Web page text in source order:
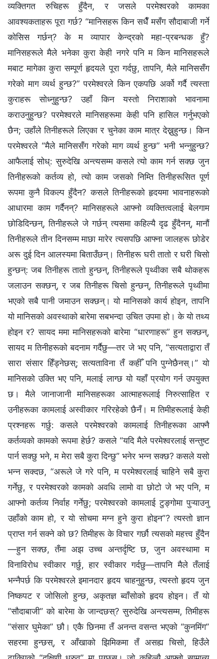
व्यक्तिगत रुचिहरू हुँदैन, र जसले परमेश्‍वरको कामका
आवश्यकताहरू पूरा गर्छ? “मानिसहरू किन सधैँ मसँग सौदाबाजी गर्ने
कोसिस गर्छन्? के म व्यापार केन्द्रको महा-प्रबन्धक हुँ?
मानिसहरूले मैले भनेका कुरा केही नगरे पनि म किन मानिसहरूले
मबाट मागेका कुरा सम्पूर्ण हृदयले पूरा गर्दछु, तापनि, मैले मानिससँग
गरेको माग व्यर्थ हुन्छ?” परमेश्‍वरले किन एकपछि अर्को गर्दै त्यस्ता
कुराहरू सोध्‍नुहुन्छ? उहाँ किन यस्तो निराशाको भावनामा
कराउनुहुन्छ? परमेश्‍वरले मानिसहरूमा केही पनि हासिल गर्नुभएको
छैन; उहाँले तिनीहरूले लिएका र चुनेका काम मात्र देख्नुहुन्छ। किन
परमेश्‍वरले “मैले मानिससँग गरेको माग व्यर्थ हुन्छ” भनी भन्नुहुन्छ?
आफैलाई सोध्: सुरुदेखि अन्त्यसम्म कसले त्यो काम गर्न सक्छ जुन
तिनीहरूको कर्तव्य हो, त्यो काम जसको निम्ति तिनीहरूसित पूर्ण
रूपमा कुनै विकल्प हुँदैन? कसले तिनीहरूको हृदयमा भावनाहरूको
आधारमा काम गर्दैनन्? मानिसहरूले आफ्‍नो व्यक्तित्वलाई बेलगाम
छोडिदिन्छन्, तिनीहरूले जे गर्छन् त्यसमा कहिल्यै दृढ हुँदैनन्, मानौं
तिनीहरूले तीन दिनसम्म माछा मारेर त्यसपछि आफ्ना जालहरू छोडेर
अरू दुई दिन आलस्यमा बिताउँछन्। तिनीहरू घरी तातो र घरी चिसो
हुन्छन्: जब तिनीहरू तातो हुन्छन्, तिनीहरूले पृथ्वीका सबै थोकहरू
जलाउन सक्छन्, र जब तिनीहरू चिसो हुन्छन्, तिनीहरूले पृथ्वीमा
भएको सबै पानी जमाउन सक्छन्। यो मानिसको कार्य होइन, तापनि
यो मानिसको अवस्थाको बारेमा सबभन्दा उचित उपमा हो। के यो तथ्य
होइन र? सायद ममा मानिसहरूको बारेमा “धारणाहरू” हुन सक्छन्,
सायद म तिनीहरूको बदनाम गर्दैछु—तर जे भए पनि, “सत्यताद्वारा तँ
सारा संसार हिँड्नेछस्; सत्यताविना तँ कहीँ पनि पुग्नेछैनस्।” यो
मानिसको उक्ति भए पनि, मलाई लाग्छ यो यहाँ प्रयोग गर्न उपयुक्त
छ। मैले जानाजानी मानिसहरूका आत्माहरूलाई निरुत्साहित र
उनीहरूका कामलाई अस्वीकार गरिरहेको छैनँ। म तिमीहरूलाई केही
प्रश्नहरू गर्छु: कसले परमेश्‍वरको कामलाई तिनीहरूका आफ्नै
कर्तव्यको कामको रूपमा हेर्छ? कसले “यदि मैले परमेश्‍वरलाई सन्तुष्ट
पार्न सक्छु भने, म मेरा सबै कुरा दिन्छु” भनेर भन्‍न सक्छ? कसले यसो
भन्न सक्दछ, “अरूले जे गरे पनि, म परमेश्‍वरलाई चाहिने सबै कुरा
गर्नेछु, र परमेश्‍वरको कामको अवधि लामो वा छोटो जे भए पनि, म
आफ्नो कर्तव्य निर्वाह गर्नेछु; परमेश्‍वरको कामलाई टुङ्गोमा पुऱ्याउनु
उहाँको काम हो, र यो सोचमा मग्‍न हुने कुरा होइन”? त्यस्तो ज्ञान
प्राप्त गर्न सक्‍ने को छ? तिमीहरू के विचार गर्छौ त्यसको महत्त्व हुँदैन
—हुन सक्छ, तँमा अझ उच्च अन्तर्दृष्टि छ, जुन अवस्थामा म
विनाविरोध स्वीकार गर्छु, हार स्वीकार गर्दछु—तापनि मैले तँलाई
भन्नैपर्छ कि परमेश्‍वरले इमानदार हृदय चाहनुहुन्छ, त्यस्तो हृदय जुन
निष्कपट र जोसिलो हुन्छ, अकृतज्ञ ब्वाँसोको हृदय होइन। तँ यो
“सौदाबाजी” को बारेमा के जान्दछस्? सुरुदेखि अन्त्यसम्म, तिमीहरू
“संसार घुमेका” छौ। एकै छिनमा तँ अनन्त वसन्त भएको “कुनमिंग”
सहरमा हुन्छस्, र आँखाको झिमिकमा तँ असह्य चिसो, हिउँले